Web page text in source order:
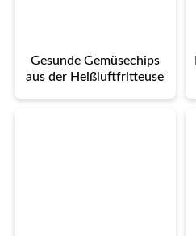
Gesunde Gemüsechips
aus der Heißluftfritteuse